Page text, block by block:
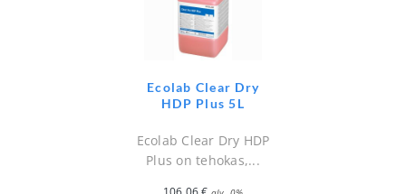
Ecolab Clear Dry
HDP Plus 5L
Ecolab Clear Dry HDP
Plus on tehokas,...